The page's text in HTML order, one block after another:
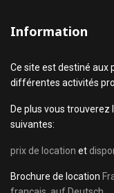
Information
Ce site est destiné aux
différentes activités
De plus vous
suivantes:
prix de location et
Brochure de location